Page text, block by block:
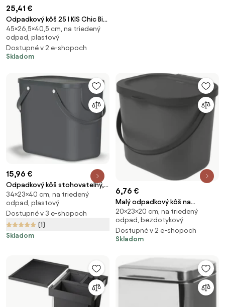
25,41 €
Odpadkový kôš 25 l KIS Chic Bin
M, čierny matný
45×26,5×40,5 cm, na triedený
odpad, plastový
Dostupné v 2 e-shopoch
Skladom
15,96 €
Odpadkový kôš stohovateľný, s
nálepkami ALBULA, 25 l, antracit
34×23×40 cm, na triedený
odpad, plastový
Dostupné v 3 e-shopoch
(1)
Skladom
6,76 €
Malý odpadkový kôš na
bioodpad, 6 l ALBULA, antracit
20×23×20 cm, na triedený
odpad, bezdotykový
Dostupné v 2 e-shopoch
Skladom